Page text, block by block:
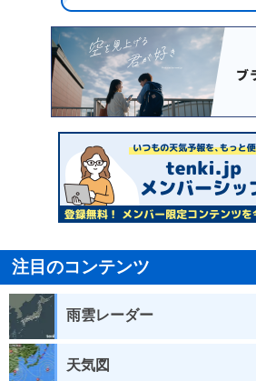
注目のコンテンツ
雨雲レーダー
天気図